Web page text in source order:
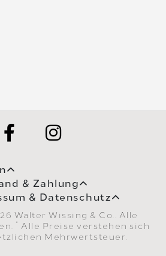
& Zahlung
& Datenschutz
Walter Wissing & Co.. Alle
* Alle Preise verstehen sich
Mehrwertsteuer.